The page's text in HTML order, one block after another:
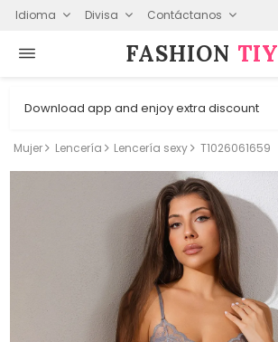
Idioma Divisa Contáctanos
FASHION⁠ TIY
Download app and enjoy extra discount
Mujer Lencería Lencería sexy T1026061659